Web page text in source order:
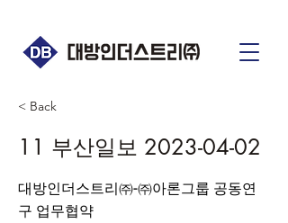
< Back
11 부산일보 2023-04-02
대방인더스트리㈜-㈜아론그룹 공동연
구 업무협약